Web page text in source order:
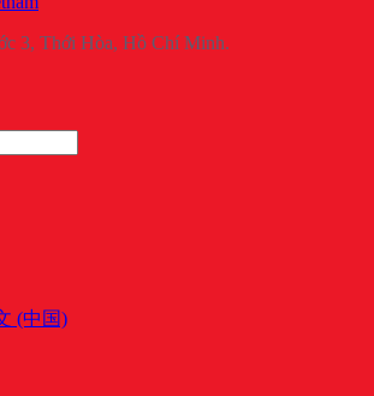
(中国)
3, Thới Hòa, Hồ Chí Minh.